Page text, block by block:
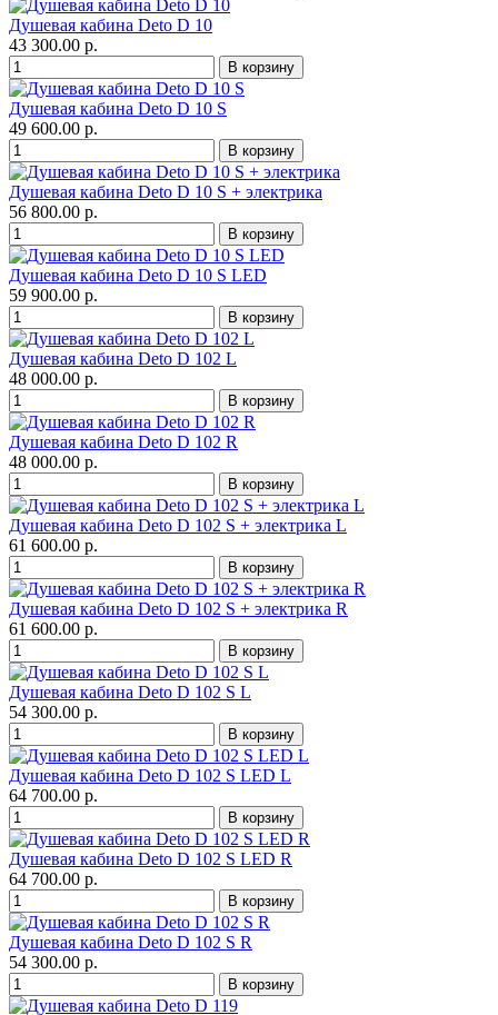
Душевая кабина Deto D 10
43 300.00 р.
Душевая кабина Deto D 10 S
49 600.00 р.
Душевая кабина Deto D 10 S + электрика
56 800.00 р.
Душевая кабина Deto D 10 S LED
59 900.00 р.
Душевая кабина Deto D 102 L
48 000.00 р.
Душевая кабина Deto D 102 R
48 000.00 р.
Душевая кабина Deto D 102 S + электрика L
61 600.00 р.
Душевая кабина Deto D 102 S + электрика R
61 600.00 р.
Душевая кабина Deto D 102 S L
54 300.00 р.
Душевая кабина Deto D 102 S LED L
64 700.00 р.
Душевая кабина Deto D 102 S LED R
64 700.00 р.
Душевая кабина Deto D 102 S R
54 300.00 р.